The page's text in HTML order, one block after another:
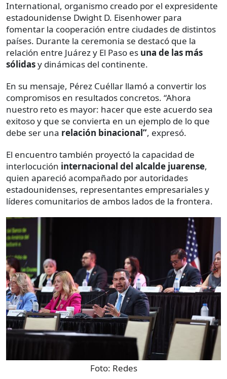
International, organismo creado por el expresidente
estadounidense Dwight D. Eisenhower para
fomentar la cooperación entre ciudades de distintos
países. Durante la ceremonia se destacó que la
relación entre Juárez y El Paso es una de las más
sólidasy dinámicas del continente.
En su mensaje, Pérez Cuéllar llamó a convertir los
compromisos en resultados concretos. “Ahora
nuestro reto es mayor: hacer que este acuerdo sea
exitoso y que se convierta en un ejemplo de lo que
debe ser una relación binacional”, expresó.
El encuentro también proyectó la capacidad de
interlocución internacional del alcalde juarense,
quien apareció acompañado por autoridades
estadounidenses, representantes empresariales y
líderes comunitarios de ambos lados de la frontera.
Foto: Redes